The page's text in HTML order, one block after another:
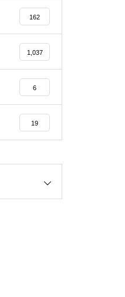
162
1,037
6
19